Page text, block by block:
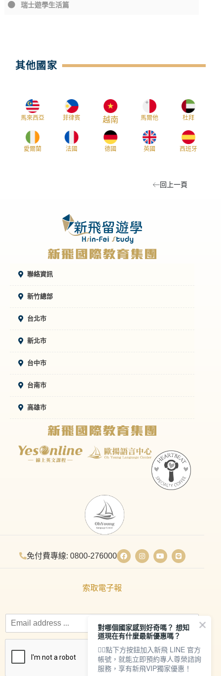
瑞士遊學生活篇
其他國家
馬來西亞 菲律賓 越南 馬爾他 杜拜
愛爾蘭 法國 德國 英國 西班牙
回上一頁
聯絡資訊
新竹總部
台北市
新北市
台中市
台南市
高雄市
免付費專線: 0800-276000
索取電子報
對哪個國家感到好奇嗎？ 想知
道現在有什麼最新優惠嗎？
👇🏻點下方按鈕加入新飛 LINE 官方
帳號，就能立即預約專人尊榮諮詢
服務，享有新飛VIP獨家優惠！